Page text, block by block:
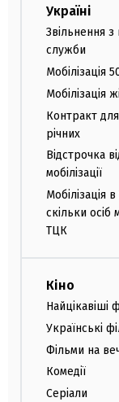
Україні
Звільнення з
служби
Мобілізація
Мобілізація
Контракт
річних
Відстрочка
мобілізації
Мобілізація в
скільки осіб
ТЦК
Кіно
Найцікавіші
Українські
Фільми на
Комедії
Серіали